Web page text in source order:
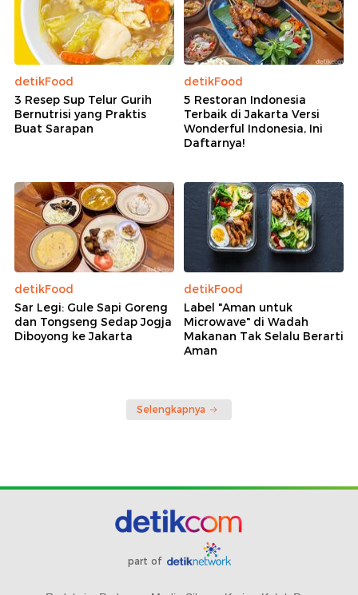
detikFood
3 Resep Sup Telur Gurih
Bernutrisi yang Praktis
Buat Sarapan
detikFood
5 Restoran Indonesia
Terbaik di Jakarta Versi
Wonderful Indonesia, Ini
Daftarnya!
detikFood
Sar Legi: Gule Sapi Goreng
dan Tongseng Sedap Jogja
Diboyong ke Jakarta
detikFood
Label "Aman untuk
Microwave" di Wadah
Makanan Tak Selalu Berarti
Aman
Selengkapnya
part of